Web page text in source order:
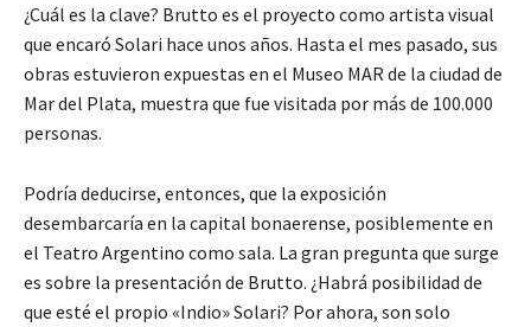
¿Cuál es la clave? Brutto es el proyecto como artista visual
que encaró Solari hace unos años. Hasta el mes pasado, sus
obras estuvieron expuestas en el Museo MAR de la ciudad de
Mar del Plata, muestra que fue visitada por más de 100.000
personas.
Podría deducirse, entonces, que la exposición
desembarcaría en la capital bonaerense, posiblemente en
el Teatro Argentino como sala. La gran pregunta que surge
es sobre la presentación de Brutto. ¿Habrá posibilidad de
que esté el propio «Indio» Solari? Por ahora, son solo